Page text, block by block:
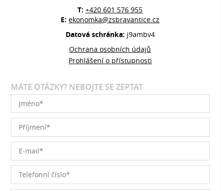
T:+420 601 576 955
E:ekonomka@zsbravantice.cz
Datová schránka: j9ambv4
Ochrana osobních údajů
Prohlášení o přístupnosti
MÁTE OTÁZKY? NEBOJTE SE ZEPTAT